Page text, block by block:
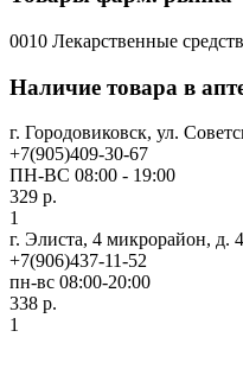
0010 Лекарственные
Наличие товара в
г. Городовиковск, ул.
+7(905)409-30-67
ПН-ВС 08:00 - 19:00
329 р.
1
г. Элиста, 4 микрорайон, д.
+7(906)437-11-52
пн-вс 08:00-20:00
338 р.
1